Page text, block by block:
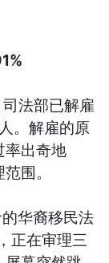
法部已解雇
。解雇的原
率出奇地
围。
华裔移民法
正在审理三